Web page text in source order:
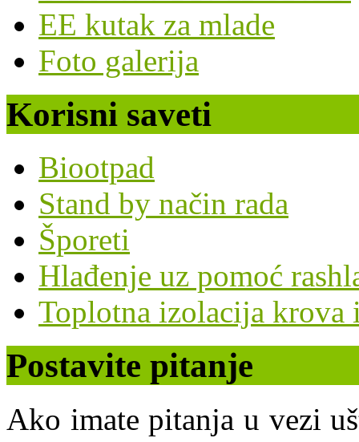
EE kutak za mlade
Foto galerija
Korisni saveti
Biootpad
Stand by način rada
Šporeti
Hlađenje uz pomoć
Toplotna izolacija krova
Postavite pitanje
Ako imate pitanja u vezi